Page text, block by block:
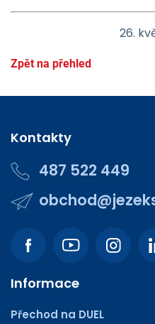
26.
Zpět na přehled
Kontakty
487 522 449
Informace
Přechod na DUEL